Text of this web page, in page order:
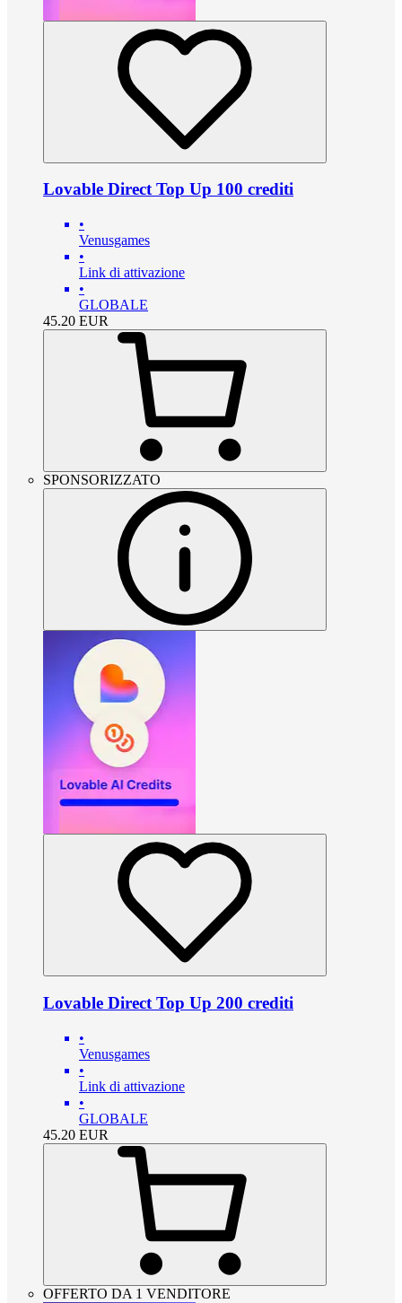
Lovable Direct Top Up 100 crediti
•
Venusgames
•
Link di attivazione
•
GLOBALE
45.20 EUR
SPONSORIZZATO
Lovable Direct Top Up 200 crediti
•
Venusgames
•
Link di attivazione
•
GLOBALE
45.20 EUR
OFFERTO DA 1 VENDITORE